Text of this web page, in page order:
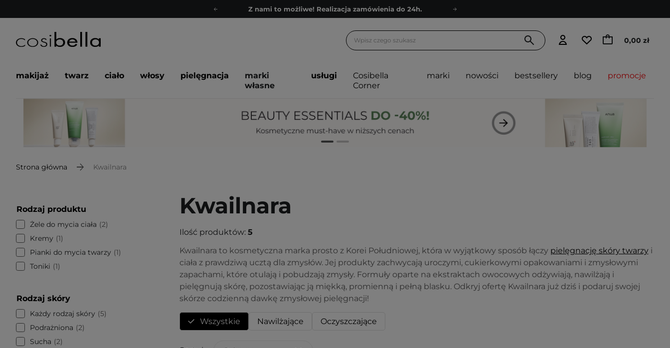
Z nami to możliwe! Realizacja zamówienia do 24h.
Zapisz się na newsletter pełen porad
Z nami to możliwe! Realizacja zamówienia do 24h.
Zapisz się na newsletter pełen porad
0,00 zł
makijaż twarz ciało włosy pielęgnacja
marki
własne
usługi
Cosibella
Corner
marki nowości bestsellery blog promocje
Strona główna Kwailnara
Rodzaj produktu
Żele do mycia ciała
2
Kremy
1
Pianki do mycia twarzy
1
Toniki
1
Rodzaj skóry
Każdy rodzaj skóry
5
Podrażniona
2
Sucha
2
Kwailnara
Ilość produktów: 5
Kwailnara to kosmetyczna marka prosto z Korei Południowej, która w wyjątkowy sposób łączy pielęgnację skóry twarzyi
ciała z prawdziwą ucztą dla zmysłów. Jej produkty zachwycają uroczymi, cukierkowymi opakowaniami i zmysłowymi
zapachami, które otulają i pobudzają zmysły. Formuły oparte na ekstraktach owocowych odżywiają, nawilżają i
pielęgnują skórę, pozostawiając ją miękką, promienną i pełną blasku. Odkryj ofertę Kwailnara już dziś i podaruj swojej
skórze codzienną dawkę zmysłowej pielęgnacji!
Wszystkie Nawilżające Oczyszczające